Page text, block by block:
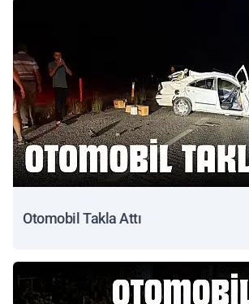
Otomobil Takla Attı